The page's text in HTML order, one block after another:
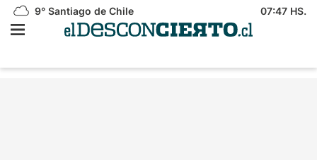
9° Santiago de Chile 07:47 HS.